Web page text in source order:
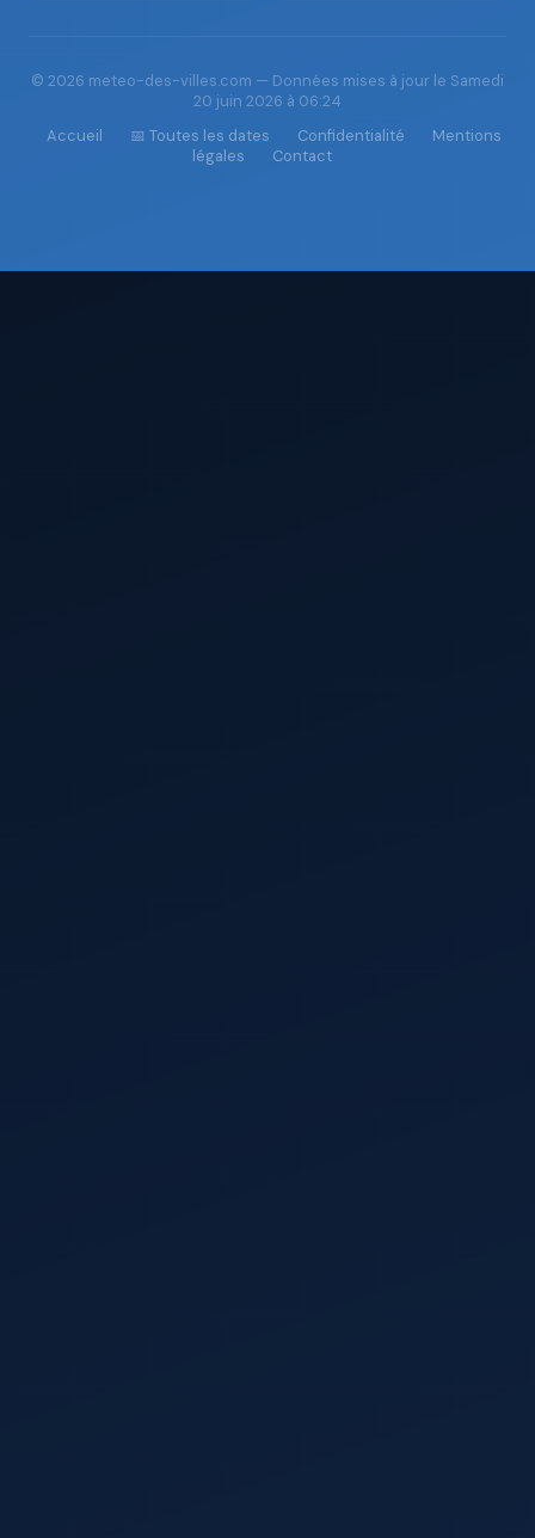
© 2026 meteo-des-villes.com — Données mises à jour le Samedi
20 juin 2026 à 06:24
Accueil
📅 Toutes les dates Confidentialité
Mentions
légales
Contact